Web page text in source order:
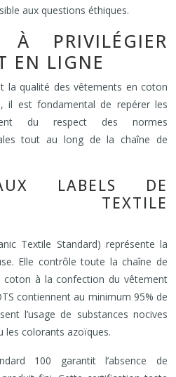
aux questions éthiques.
À PRIVILÉGIER
EN LIGNE
la qualité des vêtements en coton
il est fondamental de repérer les
du respect des normes
tout au long de la chaîne de
LABELS DE
TEXTILE
Textile Standard) représente la
Elle contrôle toute la chaîne de
à la confection du vêtement
contiennent au minimum 95% de
l’usage de substances nocives
les colorants azoïques.
100 garantit l’absence de